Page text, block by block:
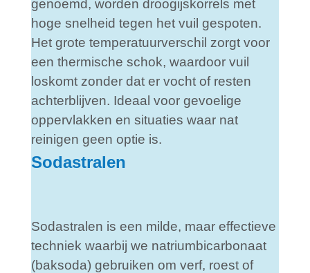
genoemd, worden droogijskorrels met
hoge snelheid tegen het vuil gespoten.
Het grote temperatuurverschil zorgt voor
een thermische schok, waardoor vuil
loskomt zonder dat er vocht of resten
achterblijven. Ideaal voor gevoelige
oppervlakken en situaties waar nat
reinigen geen optie is.
Sodastralen
Sodastralen is een milde, maar effectieve
techniek waarbij we natriumbicarbonaat
(baksoda) gebruiken om verf, roest of